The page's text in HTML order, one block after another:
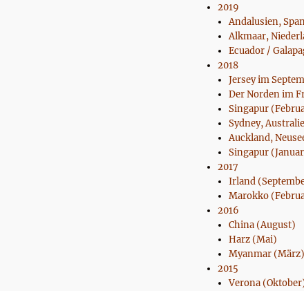
2019
Andalusien,
Alkmaar,
Ecuador /
2018
Jersey im
Der Norden im
Singapur
Sydney,
Auckland,
Singapur
2017
Irland
Marokko
2016
China (August)
Harz (Mai)
Myanmar (März)
2015
Verona